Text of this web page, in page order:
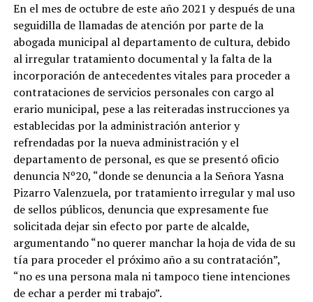
En el mes de octubre de este año 2021 y después de una
seguidilla de llamadas de atención por parte de la
abogada municipal al departamento de cultura, debido
al irregular tratamiento documental y la falta de la
incorporación de antecedentes vitales para proceder a
contrataciones de servicios personales con cargo al
erario municipal, pese a las reiteradas instrucciones ya
establecidas por la administración anterior y
refrendadas por la nueva administración y el
departamento de personal, es que se presentó oficio
denuncia Nº20, “donde se denuncia a la Señora Yasna
Pizarro Valenzuela, por tratamiento irregular y mal uso
de sellos públicos, denuncia que expresamente fue
solicitada dejar sin efecto por parte de alcalde,
argumentando “no querer manchar la hoja de vida de su
tía para proceder el próximo año a su contratación”,
“no es una persona mala ni tampoco tiene intenciones
de echar a perder mi trabajo”.